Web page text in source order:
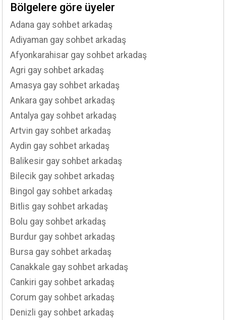
Bölgelere göre üyeler
Adana gay sohbet arkadaş
Adiyaman gay sohbet arkadaş
Afyonkarahisar gay sohbet arkadaş
Agri gay sohbet arkadaş
Amasya gay sohbet arkadaş
Ankara gay sohbet arkadaş
Antalya gay sohbet arkadaş
Artvin gay sohbet arkadaş
Aydin gay sohbet arkadaş
Balikesir gay sohbet arkadaş
Bilecik gay sohbet arkadaş
Bingol gay sohbet arkadaş
Bitlis gay sohbet arkadaş
Bolu gay sohbet arkadaş
Burdur gay sohbet arkadaş
Bursa gay sohbet arkadaş
Canakkale gay sohbet arkadaş
Cankiri gay sohbet arkadaş
Corum gay sohbet arkadaş
Denizli gay sohbet arkadaş